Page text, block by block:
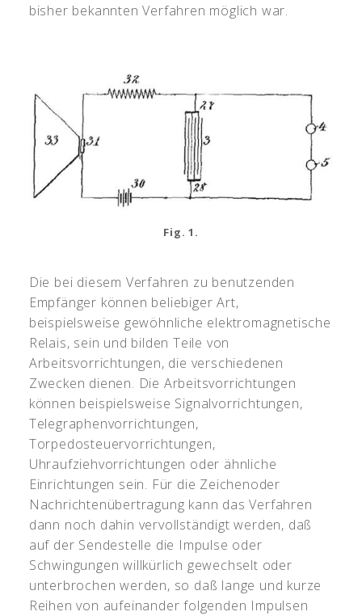
bisher bekannten Verfahren möglich war.
Fig. 1.
Die bei diesem Verfahren zu benutzenden
Empfänger können beliebiger Art,
beispielsweise gewöhnliche elektromagnetische
Relais, sein und bilden Teile von
Arbeitsvorrichtungen, die verschiedenen
Zwecken dienen. Die Arbeitsvorrichtungen
können beispielsweise Signalvorrichtungen,
Telegraphenvorrichtungen,
Torpedosteuervorrichtungen,
Uhraufziehvorrichtungen oder ähnliche
Einrichtungen sein. Für die Zeichenoder
Nachrichtenübertragung kann das Verfahren
dann noch dahin vervollständigt werden, daß
auf der Sendestelle die Impulse oder
Schwingungen willkürlich gewechselt oder
unterbrochen werden, so daß lange und kurze
Reihen von aufeinander folgenden Impulsen